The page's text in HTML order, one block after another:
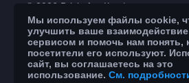
© 2026 Brickoft
App Store
Мы используем файлы cookie,
улучшить ваше
сервисом и помочь нам понять,
посетители его используют.
сайт, вы соглашаетесь на это
использование. См.